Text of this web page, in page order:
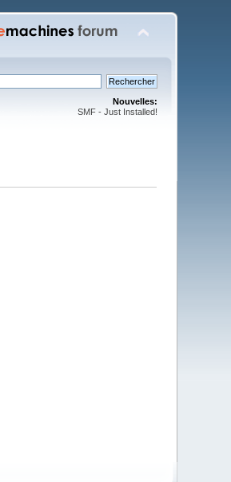
Nouvelles:
SMF - Just Installed!